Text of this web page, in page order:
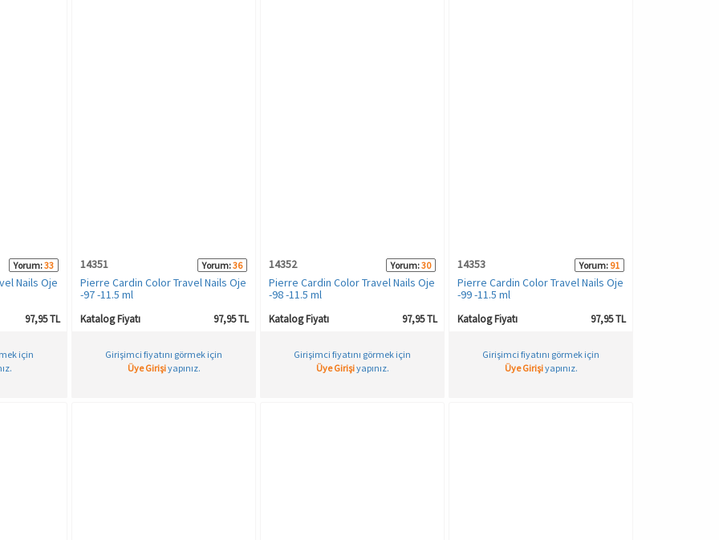
Yorum:33
Nails Oje
97,95 TL
için
14351 Yorum:36
Pierre Cardin Color Travel Nails Oje
-97 -11.5 ml
Katalog Fiyatı 97,95 TL
Girişimci fiyatını görmek için
Üye Girişiyapınız.
14352 Yorum:30
Pierre Cardin Color Travel Nails Oje
-98 -11.5 ml
Katalog Fiyatı 97,95 TL
Girişimci fiyatını görmek için
Üye Girişiyapınız.
14353 Yorum: 91
Pierre Cardin Color Travel Nails Oje
-99 -11.5 ml
Katalog Fiyatı 97,95 TL
Girişimci fiyatını görmek için
Üye Girişiyapınız.